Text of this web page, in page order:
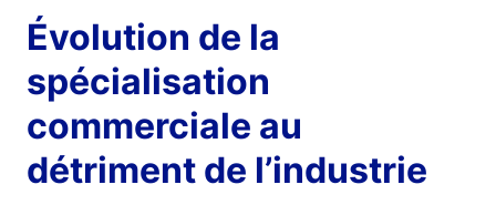
Évolution de la
spécialisation
commerciale au
détriment de l’industrie